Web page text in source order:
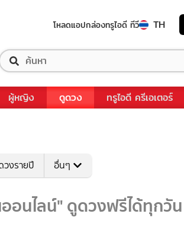
โหลดแอปกล่องทรูไอดี ทีวี TH
ผู้หญิง ดูดวง ทรูไอดี ครีเอเตอร์
วงรายปี อื่นๆ
อนไลน์" ดูดวงฟรีได้ทุกวัน